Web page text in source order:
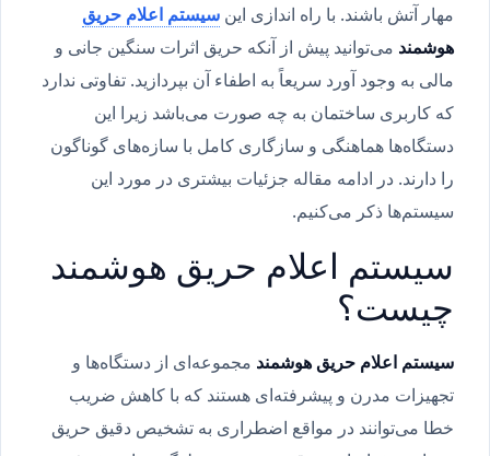
مهار آتش باشند. با راه اندازی این سیستم اعلام حریق
هوشمندمی‌توانید پیش از آنکه حریق اثرات سنگین جانی و
مالی به وجود آورد سریعاً به اطفاء آن بپردازید. تفاوتی ندارد
که کاربری ساختمان به چه صورت می‌باشد زیرا این
دستگاه‌ها هماهنگی و سازگاری کامل با سازه‌های گوناگون
را دارند. در ادامه مقاله جزئیات بیشتری در مورد این
سیستم‌ها ذکر می‌کنیم.
سیستم اعلام حریق هوشمند
چیست؟
سیستم اعلام حریق هوشمندمجموعه‌ای از دستگاه‌ها و
تجهیزات مدرن و پیشرفته‌ای هستند که با کاهش ضریب
خطا می‌توانند در مواقع اضطراری به تشخیص دقیق حریق